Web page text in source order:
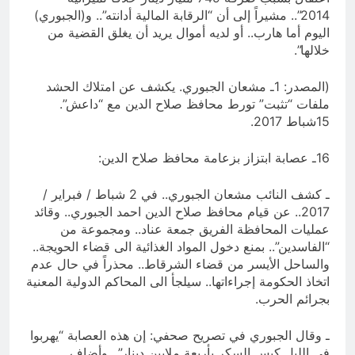
2014”.. مشيراً إلى أن “الرقابة المالية أدانته”.. و(الجبوري)
اليوم أما هارب.. أو لديه أموال يريد أن يغلق القضية من
خلالها”.
(المصدر: 1ـ مشعان الجبوري. يكشف عن امتلاك الحشد
ملفات “تثبت” تورط محافظ صلاح الدين مع “داعش”.
15شباط 2017.
16ـ عصابة ابتزاز بزعامة محافظ صلاح الدين:
ـ كشف النائب مشعان الجبوري.. في 2 شباط / فبراير /
2017.. عن قيام محافظ صلاح الدين احمد الجبوري.. وقائد
عمليات المحافظة الفريق جمعة عناد.. ومجموعة من
“الفاسدين”.. بمنع دخول المواد الغذائية الى قضاء الحويجة..
والساحل الأيسر من قضاء الشرقاط.. محذراً في حال عدم
اتخاذ الحكومة إجراءاتها.. سيلجأ الى المحاكم الدولية المعنية
بجرائم الحرب.
ـ وقال الجبوري في تصريح صحفي: إن هذه العصابة “يهربوا